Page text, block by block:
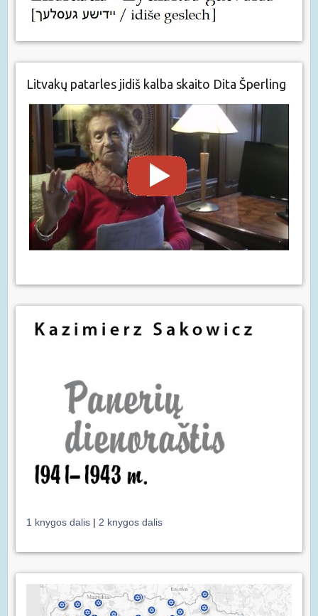
Litvakų patarles jidiš kalba skaito Dita Šperling
1 knygos dalis | 2 knygos dalis